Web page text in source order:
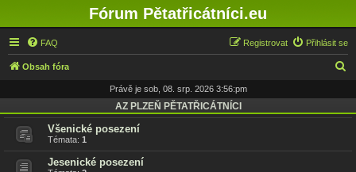
Fórum Pětatřicátníci.eu
FAQ Přihlásit se
Registrovat
Obsah fóra
Právě je sob, 08. srp. 2026 3:56:pm
AZ PLZEŇ PĚTATŘICÁTNÍCI
Všenické posezení
Témata: 1
Jesenické posezení